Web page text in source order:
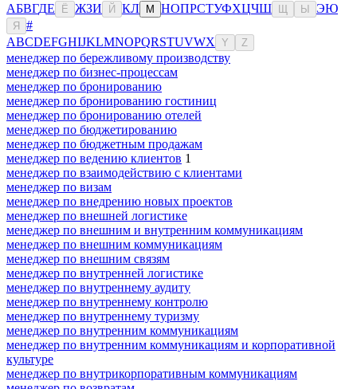
АБВГДЕ Ё ЖЗИ Й КЛ М НОПРСТУФХЦЧШ Ы ЭЮ
Я
#
ABCDEFGHIJKLMNOPQRSTUVWX Y Z
менеджер по бережливому производству
менеджер по бизнес-процессам
менеджер по бронированию
менеджер по бронированию гостиниц
менеджер по бронированию отелей
менеджер по бюджетированию
менеджер по бюджетным продажам
менеджер по ведению клиентов 1
менеджер по взаимодействию с клиентами
менеджер по визам
менеджер по внедрению новых проектов
менеджер по внешней логистике
менеджер по внешним и внутренним коммуникациям
менеджер по внешним коммуникациям
менеджер по внешним связям
менеджер по внутренней логистике
менеджер по внутреннему аудиту
менеджер по внутреннему контролю
менеджер по внутреннему туризму
менеджер по внутренним коммуникациям
менеджер по внутренним коммуникациям и корпоративной
культуре
менеджер по внутрикорпоративным коммуникациям